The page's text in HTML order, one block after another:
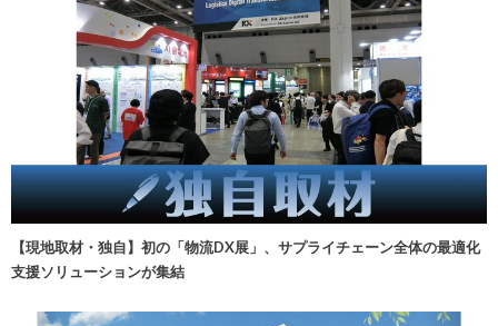
【現地取材・独自】初の「物流DX展」、サプライチェーン全体の最適化
支援ソリューションが集結